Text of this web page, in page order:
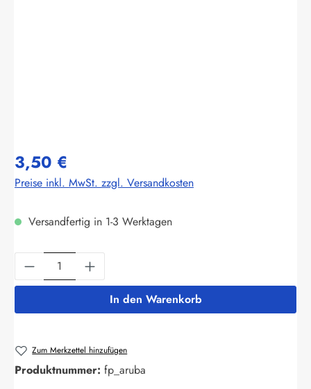
3,50 €
Preise inkl. MwSt. zzgl. Versandkosten
Versandfertig in 1-3 Werktagen
Produkt Anzahl: Gib den gewünschten
In den Warenkorb
Zum Merkzettel hinzufügen
Produktnummer: fp_aruba